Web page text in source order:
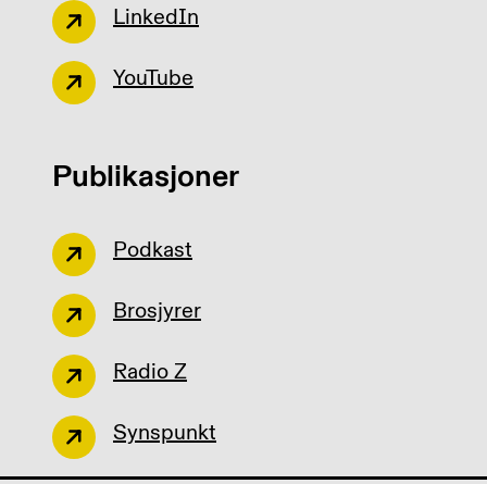
LinkedIn
YouTube
Publikasjoner
Podkast
Brosjyrer
Radio Z
Synspunkt